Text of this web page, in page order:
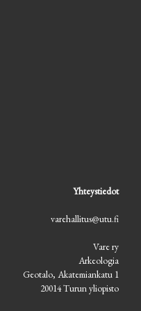
Yhteystiedot
varehallitus@utu.fi
Vare ry
Arkeologia
Geotalo, Akatemiankatu 1
20014 Turun yliopisto